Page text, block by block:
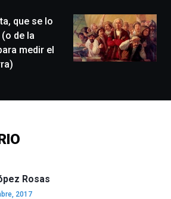
que se lo
de la
medir el
Rosas
2017